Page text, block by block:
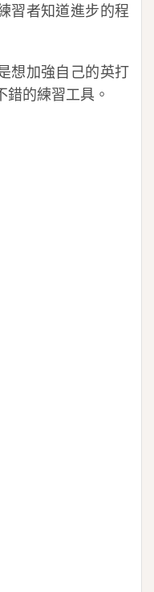
習者知道進步的程
想加強自己的英打
的練習工具。